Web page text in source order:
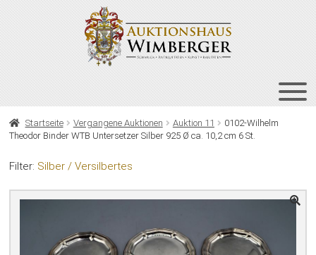
HOME
ÜBER UNS
Startseite Vergangene Auktionen Auktion 11
0102-Wilhelm
Theodor Binder WTB Untersetzer Silber 925 Ø ca. 10,2 cm 6 St.
Filter: Silber / Versilbertes